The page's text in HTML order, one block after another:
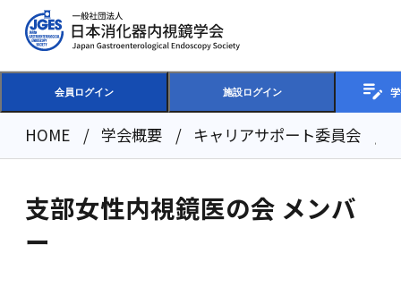
会員ログイン 施設ログイン
HOME 学会概要 キャリアサポート委員会
支部女性内視鏡医の会 メンバ
ー